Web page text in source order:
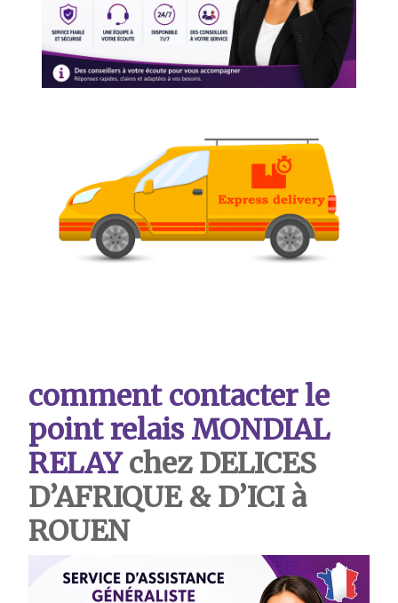
comment contacter le
point relais MONDIAL
RELAYchez DELICES
D’AFRIQUE & D’ICI à
ROUEN